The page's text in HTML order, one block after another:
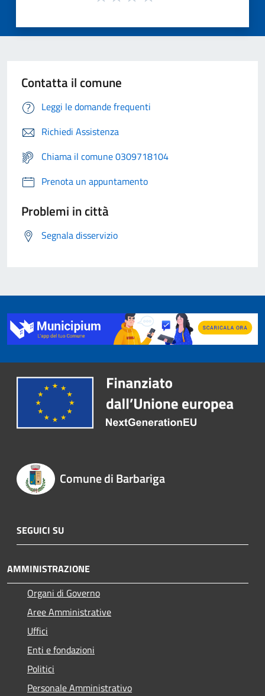
Contatta il comune
Leggi le domande frequenti
Richiedi Assistenza
Chiama il comune 0309718104
Prenota un appuntamento
Problemi in città
Segnala disservizio
Comune di Barbariga
SEGUICI SU
AMMINISTRAZIONE
Organi di Governo
Aree Amministrative
Uffici
Enti e fondazioni
Politici
Personale Amministrativo